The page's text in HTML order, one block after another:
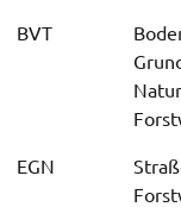
BVT
EGN